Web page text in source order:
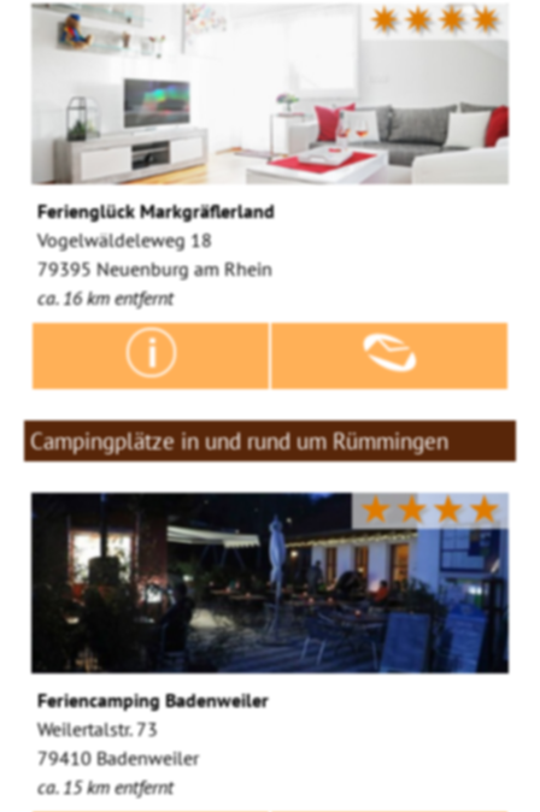
✷✷✷✷
Ferienglück Markgräflerland
Vogelwäldeleweg 18
79395 Neuenburg am Rhein
ca. 16 km entfernt
Campingplätze in und rund um Rümmingen
★★★★
Feriencamping Badenweiler
Weilertalstr. 73
79410 Badenweiler
ca. 15 km entfernt